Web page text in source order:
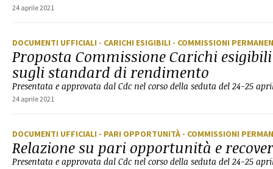
24 aprile 2021
DOCUMENTI UFFICIALI - CARICHI ESIGIBILI - COMMISSIONI
Proposta Commissione Carichi
sugli standard di rendimento
Presentata e approvata dal Cdc nel corso della seduta del 24-25
24 aprile 2021
DOCUMENTI UFFICIALI - PARI OPPORTUNITÀ - COMMISSIONI
Relazione su pari opportunità e
Presentata e approvata dal Cdc nel corso della seduta del 24-25